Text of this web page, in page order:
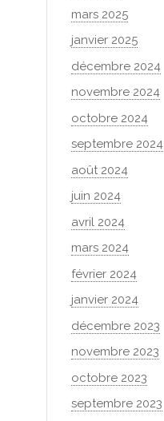
mars 2025
janvier 2025
décembre 2024
novembre 2024
octobre 2024
septembre 2024
août 2024
juin 2024
avril 2024
mars 2024
février 2024
janvier 2024
décembre 2023
novembre 2023
octobre 2023
septembre 2023